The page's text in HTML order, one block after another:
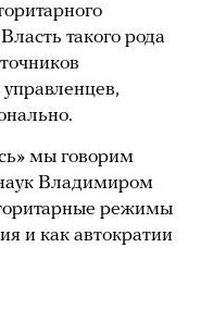
такого рода
мы говорим
Владимиром
режимы
и как автократии